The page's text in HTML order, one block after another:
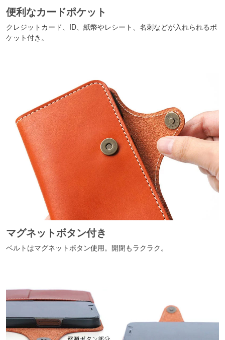
便利なカードポケット
クレジットカード、ID、紙幣やレシート、名刺などが入れられるポ
ケット付き。
マグネットボタン付き
ベルトはマグネットボタン使用。開閉もラクラク。